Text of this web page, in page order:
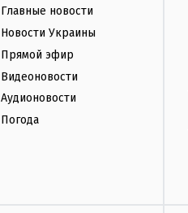
Главные новости
Новости Украины
Прямой эфир
Видеоновости
Аудионовости
Погода